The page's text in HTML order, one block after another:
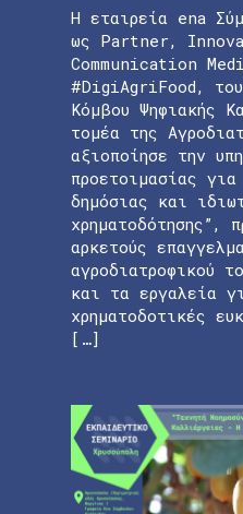
H εταιρεία ena
ως Partner,
Communication
#DigiAgriFood, του
Κόμβου Ψηφιακής
τομέα της
αξιοποίησε την
προετοιμασίας για
δημόσιας και
χρηματοδότησης”,
αρκετούς
αγροδιατροφικού
και τα εργαλεία
χρηματοδοτικές
[…]